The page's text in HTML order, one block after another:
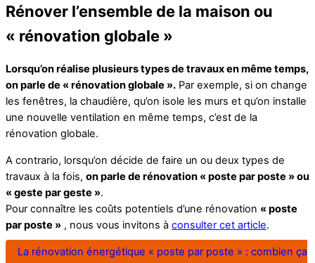
Rénover l’ensemble de la maison ou
« rénovation globale »
Lorsqu’on réalise plusieurs types de travaux en même temps,
on parle de « rénovation globale ». Par exemple, si on change
les fenêtres, la chaudière, qu’on isole les murs et qu’on installe
une nouvelle ventilation en même temps, c’est de la
rénovation globale.
A contrario, lorsqu’on décide de faire un ou deux types de
travaux à la fois, on parle de rénovation « poste par poste » ou
« geste par geste ».
Pour connaître les coûts potentiels d’une rénovation « poste
par poste » , nous vous invitons à consulter cet article.
La rénovation énergétique « poste par poste » : combien ça